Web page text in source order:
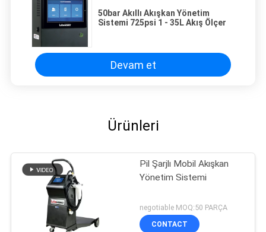
50bar Akıllı Akışkan Yönetim
Sistemi 725psi 1 - 35L Akış Ölçer
Devam et
Ürünleri
Pil Şarjlı Mobil Akışkan
Yönetim Sistemi
negotiable MOQ:50 PARÇA
CONTACT